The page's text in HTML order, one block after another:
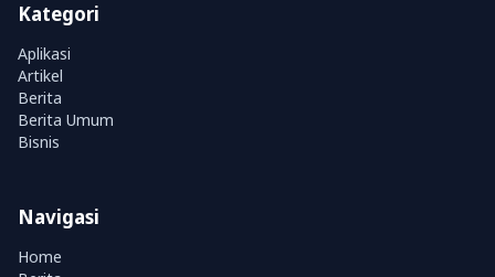
Kategori
Aplikasi
Artikel
Berita
Berita Umum
Bisnis
Navigasi
Home